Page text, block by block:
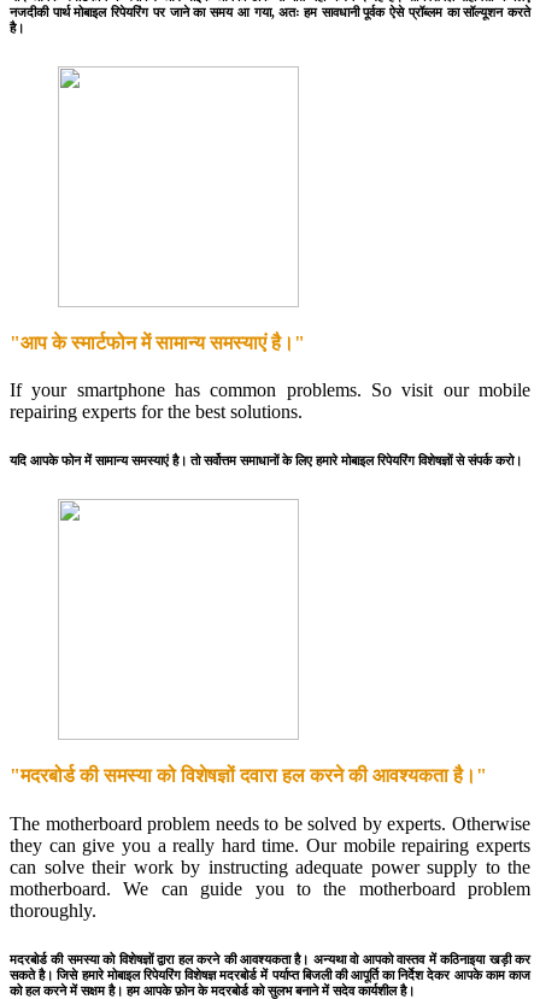
नजदीकी पार्थ मोबाइल रिपेयरिंग पर जाने का समय आ गया, अतः हम सावधानी पूर्वक ऐसे प्रॉब्लम का सॉल्यूशन करते
है।
"आप के स्मार्टफोन में सामान्य समस्याएं है।"
If your smartphone has common problems. So visit our mobile
repairing experts for the best solutions.
यदि आपके फोन में सामान्य समस्याएं है। तो सर्वोत्तम समाधानों के लिए हमारे मोबाइल रिपेयरिंग विशेषज्ञों से संपर्क करो।
"मदरबोर्ड की समस्या को विशेषज्ञों दवारा हल करने की आवश्यकता है।"
The motherboard problem needs to be solved by experts. Otherwise
they can give you a really hard time. Our mobile repairing experts
can solve their work by instructing adequate power supply to the
motherboard. We can guide you to the motherboard problem
thoroughly.
मदरबोर्ड की समस्या को विशेषज्ञों द्वारा हल करने की आवश्यकता है। अन्यथा वो आपको वास्तव में कठिनाइया खड़ी कर
सकते है। जिसे हमारे मोबाइल रिपेयरिंग विशेषज्ञ मदरबोर्ड में पर्याप्त बिजली की आपूर्ति का निर्देश देकर आपके काम काज
को हल करने में सक्षम है। हम आपके फ़ोन के मदरबोर्ड को सुलभ बनाने में सदेव कार्यशील है।